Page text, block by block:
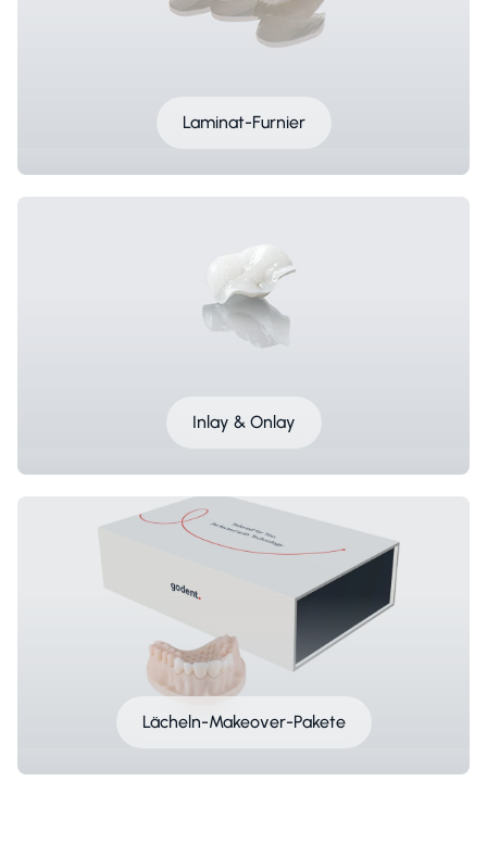
Laminat-Furnier
Inlay & Onlay
Lächeln-Makeover-Pakete